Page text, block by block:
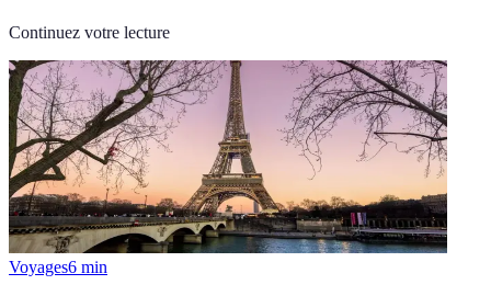
Continuez votre lecture
Voyages6 min